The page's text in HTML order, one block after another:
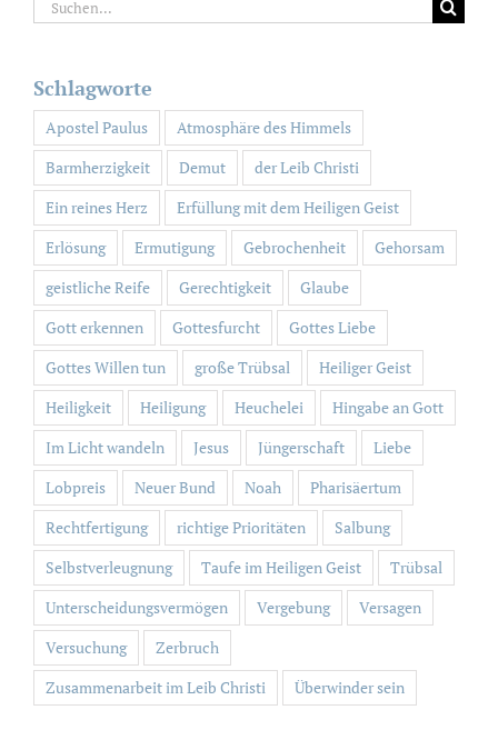
nach:
Schlagworte
Apostel Paulus
Atmosphäre des Himmels
Barmherzigkeit
Demut
der Leib Christi
Ein reines Herz
Erfüllung mit dem Heiligen Geist
Erlösung
Ermutigung Gebrochenheit
Gehorsam
geistliche Reife
Gerechtigkeit
Glaube
Gott erkennen
Gottesfurcht
Gottes Liebe
Gottes Willen tun
große Trübsal
Heiliger Geist
Heiligkeit
Heiligung Heuchelei
Hingabe an Gott
Im Licht wandeln
Jesus Jüngerschaft
Liebe
Lobpreis
Neuer Bund Noah
Pharisäertum
Rechtfertigung
richtige Prioritäten
Salbung
Selbstverleugnung
Taufe im Heiligen Geist
Trübsal
Unterscheidungsvermögen
Vergebung
Versagen
Versuchung
Zerbruch
Zusammenarbeit im Leib Christi
Überwinder sein